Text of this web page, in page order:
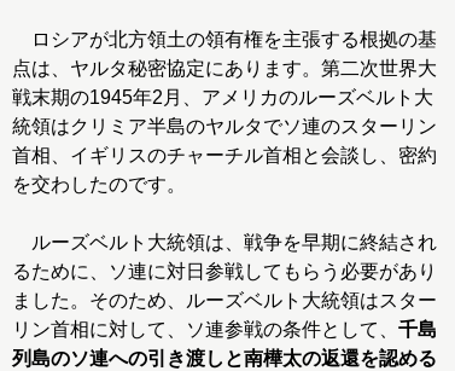
ロシアが北方領土の領有権を主張する根拠の基
点は、ヤルタ秘密協定にあります。第二次世界大
戦末期の1945年2月、アメリカのルーズベルト大
統領はクリミア半島のヤルタでソ連のスターリン
首相、イギリスのチャーチル首相と会談し、密約
を交わしたのです。
ルーズベルト大統領は、戦争を早期に終結され
るために、ソ連に対日参戦してもらう必要があり
ました。そのため、ルーズベルト大統領はスター
リン首相に対して、ソ連参戦の条件として、 千島
列島のソ連への引き渡しと南樺太の返還を認める